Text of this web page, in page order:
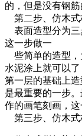
的，但是没有钢筋
第二步、仿木式
表面造型分为三
这一步做一
些简单的造型，
水泥涂上就可以
第一层的基础上
是最重要的一步
作的画笔刻画，这
第三步、仿木式